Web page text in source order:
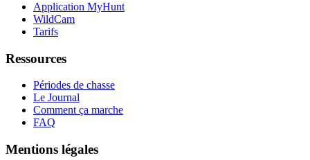
Application MyHunt
WildCam
Tarifs
Ressources
Périodes de chasse
Le Journal
Comment ça marche
FAQ
Mentions légales